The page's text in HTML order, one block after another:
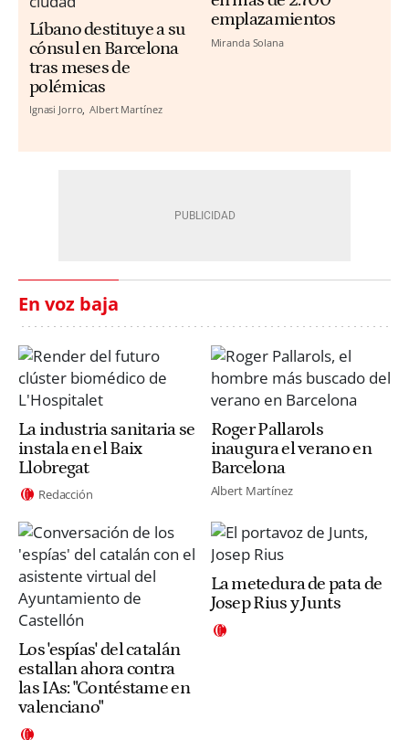
Líbano destituye a su
cónsul en Barcelona
tras meses de
polémicas
Ignasi Jorro Albert Martínez
emplazamientos
Miranda Solana
En voz baja
La industria sanitaria se
instala en el Baix
Llobregat
Redacción
Roger Pallarols
inaugura el verano en
Barcelona
Albert Martínez
Los 'espías' del catalán
estallan ahora contra
las IAs: "Contéstame en
valenciano"
La metedura de pata de
Josep Rius y Junts